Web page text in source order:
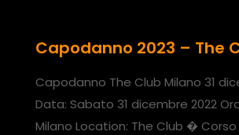
Capodanno 2023 – The
Capodanno The Club Milano 31
Data: Sabato 31 dicembre 2022
Milano Location: The Club � Corso